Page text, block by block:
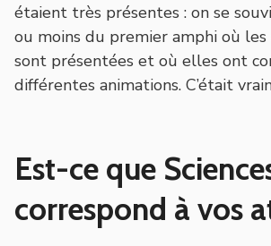
étaient très présentes : on se
ou moins du premier amphi où les
sont présentées et où elles ont
différentes animations. C’était
Est-ce que
correspond à vos